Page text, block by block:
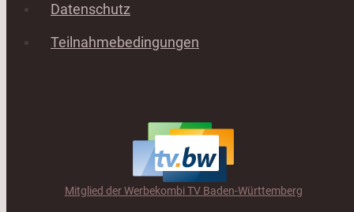
Datenschutz
Teilnahmebedingungen
Mitglied der Werbekombi TV Baden-Württemberg